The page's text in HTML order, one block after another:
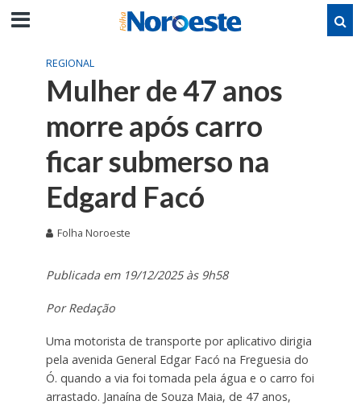
REGIONAL
Mulher de 47 anos
morre após carro
ficar submerso na
Edgard Facó
Folha Noroeste
Publicada em 19/12/2025 às 9h58
Por Redação
Uma motorista de transporte por aplicativo dirigia
pela avenida General Edgar Facó na Freguesia do
Ó. quando a via foi tomada pela água e o carro foi
arrastado. Janaína de Souza Maia, de 47 anos,